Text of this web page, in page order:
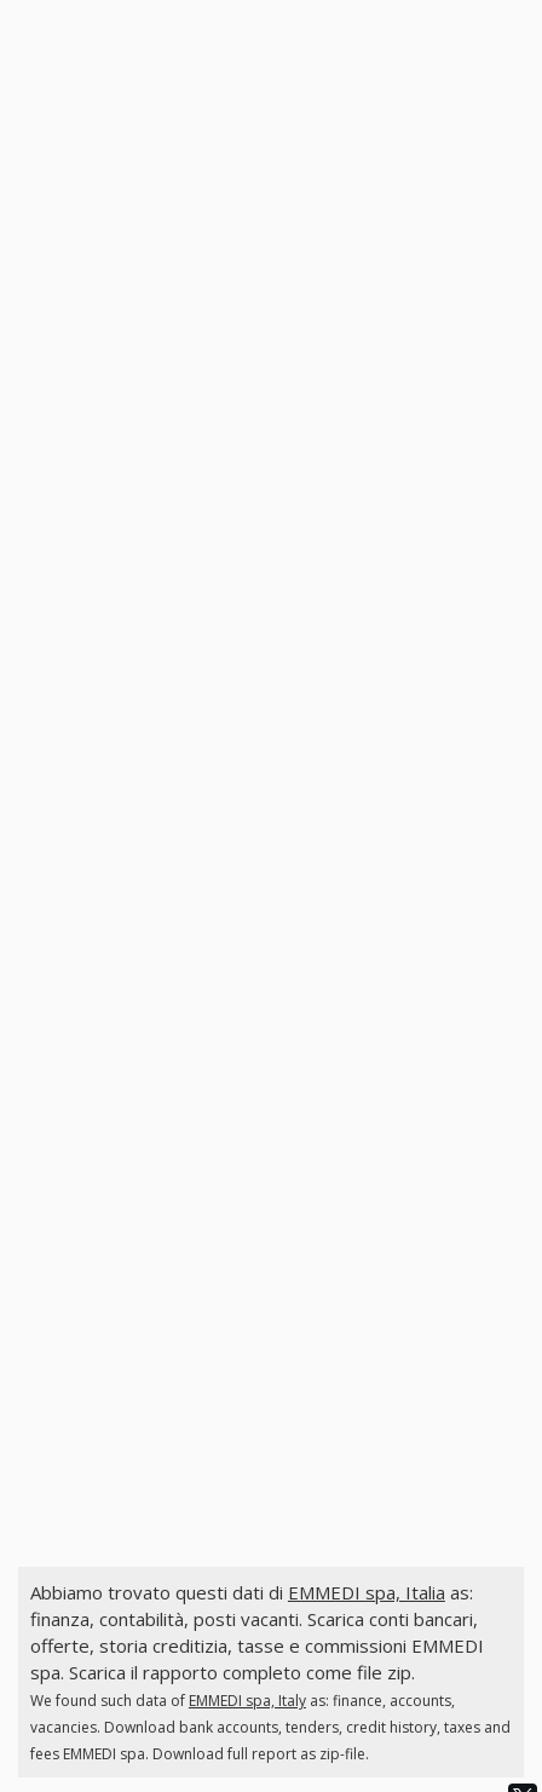
Abbiamo trovato questi dati di EMMEDI spa, Italia as:
finanza, contabilità, posti vacanti. Scarica conti bancari,
offerte, storia creditizia, tasse e commissioni EMMEDI
spa. Scarica il rapporto completo come file zip.
We found such data of EMMEDI spa, Italyas: finance, accounts,
vacancies. Download bank accounts, tenders, credit history, taxes and
fees EMMEDI spa. Download full report as zip-file.